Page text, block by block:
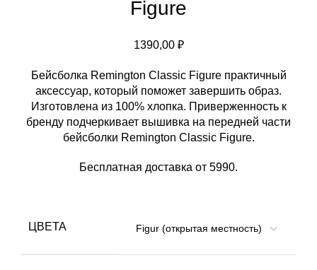
Figure
1390,00 ₽
Бейсболка Remington Classic Figure практичный
аксессуар, который поможет завершить образ.
Изготовлена из 100% хлопка. Приверженность к
бренду подчеркивает вышивка на передней части
бейсболки Remington Classic Figure.
Бесплатная доставка от 5990.
ЦВЕТА